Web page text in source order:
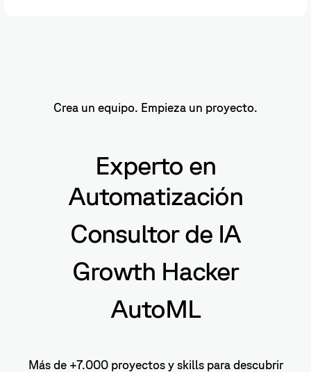
Crea un equipo. Empieza un proyecto.
Experto en
Automatización
Consultor de IA
Growth Hacker
AutoML
Más de +7.000 proyectos y skills para descubrir